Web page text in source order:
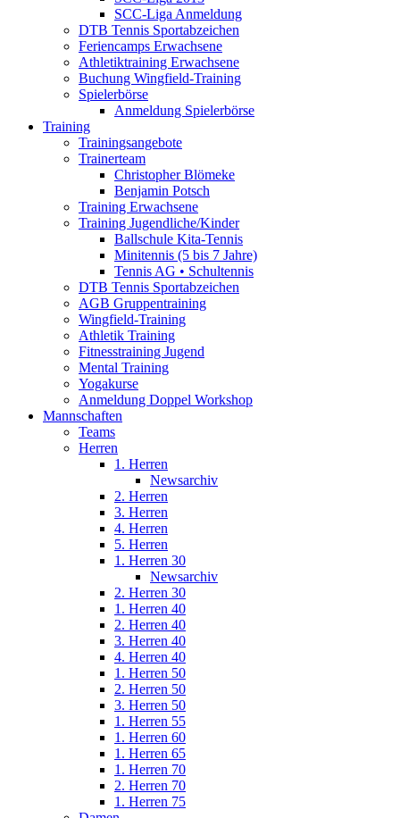
SCC-Liga Anmeldung
DTB Tennis Sportabzeichen
Feriencamps Erwachsene
Athletiktraining Erwachsene
Buchung Wingfield-Training
Spielerbörse
Anmeldung Spielerbörse
Training
Trainingsangebote
Trainerteam
Christopher Blömeke
Benjamin Potsch
Training Erwachsene
Training Jugendliche/Kinder
Ballschule Kita-Tennis
Minitennis (5 bis 7 Jahre)
Tennis AG • Schultennis
DTB Tennis Sportabzeichen
AGB Gruppentraining
Wingfield-Training
Athletik Training
Fitnesstraining Jugend
Mental Training
Yogakurse
Anmeldung Doppel Workshop
Mannschaften
Teams
Herren
1. Herren
Newsarchiv
2. Herren
3. Herren
4. Herren
5. Herren
1. Herren 30
Newsarchiv
2. Herren 30
1. Herren 40
2. Herren 40
3. Herren 40
4. Herren 40
1. Herren 50
2. Herren 50
3. Herren 50
1. Herren 55
1. Herren 60
1. Herren 65
1. Herren 70
2. Herren 70
1. Herren 75